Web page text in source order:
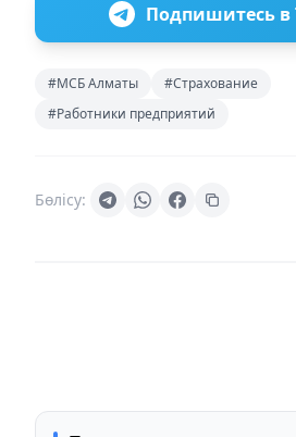
Подпишитесь в
#МСБ Алматы
#Страхование
#Работники предприятий
Бөлісу: